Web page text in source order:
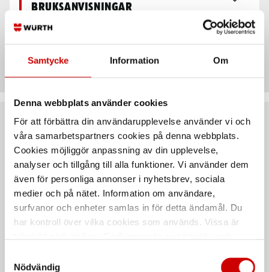
Samtycke Information Om
Denna webbplats använder cookies
För att förbättra din användarupplevelse använder vi och
våra samarbetspartners cookies på denna webbplats.
Cookies möjliggör anpassning av din upplevelse,
analyser och tillgång till alla funktioner. Vi använder dem
även för personliga annonser i nyhetsbrev, sociala
medier och på nätet. Information om användare,
surfvanor och enheter samlas in för detta ändamål. Du
har kontroll över vilka cookies som används. Vissa är
länder utanför EU med olika dataskyddsnormer. Genom
Nödvändig
bruksanvisningar
Rekommenderat baserat på vald produkt
Besöksglasögon Korgglasögon